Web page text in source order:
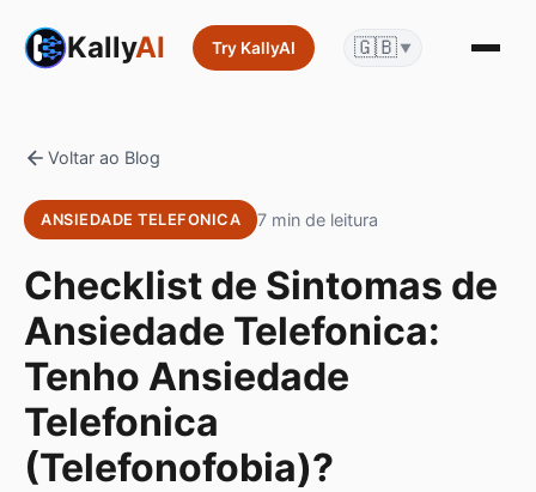
KallyAI Try KallyAI 🇬🇧 ▼
Voltar ao Blog
ANSIEDADE TELEFONICA 7 min de leitura
Checklist de Sintomas de
Ansiedade Telefonica:
Tenho Ansiedade
Telefonica
(Telefonofobia)?